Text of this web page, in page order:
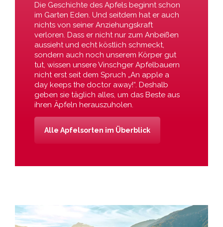
Die Geschichte des Apfels beginnt schon
im Garten Eden. Und seitdem hat er auch
nichts von seiner Anziehungskraft
verloren. Dass er nicht nur zum Anbeißen
aussieht und echt köstlich schmeckt,
sondern auch noch unserem Körper gut
tut, wissen unsere Vinschger Apfelbauern
nicht erst seit dem Spruch „An apple a
day keeps the doctor away!“. Deshalb
geben sie täglich alles, um das Beste aus
ihren Äpfeln herauszuholen.
Alle Apfelsorten im Überblick